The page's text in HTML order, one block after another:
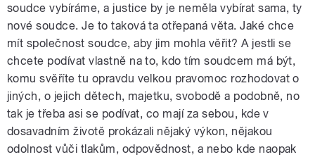
soudce vybíráme, a justice by je neměla vybírat sama, ty
nové soudce. Je to taková ta otřepaná věta. Jaké chce
mít společnost soudce, aby jim mohla věřit? A jestli se
chcete podívat vlastně na to, kdo tím soudcem má být,
komu svěříte tu opravdu velkou pravomoc rozhodovat o
jiných, o jejich dětech, majetku, svobodě a podobně, no
tak je třeba asi se podívat, co mají za sebou, kde v
dosavadním životě prokázali nějaký výkon, nějakou
odolnost vůči tlakům, odpovědnost, a nebo kde naopak